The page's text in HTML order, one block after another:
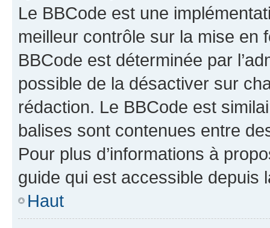
Le BBCode est une
meilleur contrôle sur la mise en
BBCode est déterminée par
possible de la désactiver sur
rédaction. Le BBCode est
balises sont contenues entre
Pour plus d’informations à
guide qui est accessible depuis
Haut